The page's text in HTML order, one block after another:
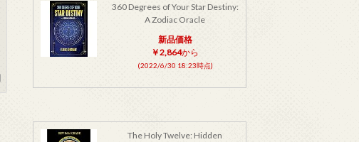
360 Degrees of Your Star Destiny:
A Zodiac Oracle
新品価格
￥2,864から
(2022/6/30 18:23時点)
The Holy Twelve: Hidden